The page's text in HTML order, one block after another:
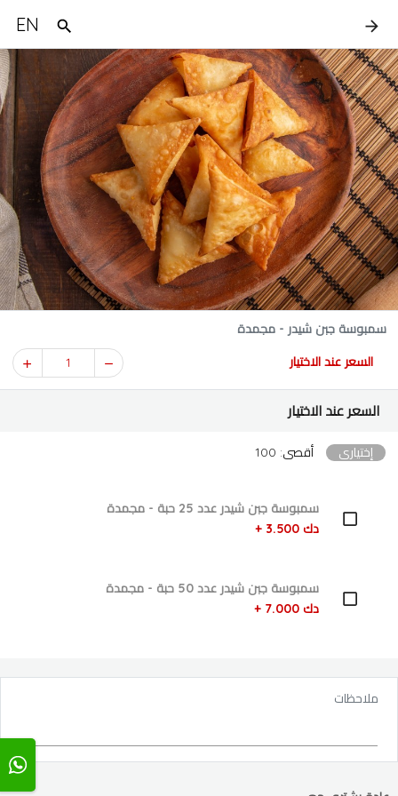
EN
سمبوسة جبن شيدر - مجمدة
السعر عند الاختيار 1
السعر عند الاختيار
إختياري أقصى: 100
سمبوسة جبن شيدر عدد 25 حبة - مجمدة
دك 3.500 +
سمبوسة جبن شيدر عدد 50 حبة - مجمدة
دك 7.000 +
ملاحظات